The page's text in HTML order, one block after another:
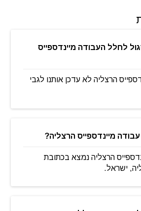
לחלל העבודה מיינדספייס
הרצליה לא עדכן אותנו לגבי
מיינדספייס הרצליה?
הרצליה נמצא בכתובת